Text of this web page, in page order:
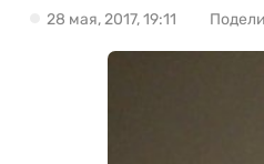
28 мая, 2017, 19:11